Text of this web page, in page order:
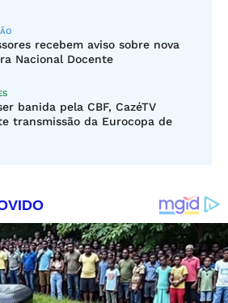
recebem aviso sobre nova
Nacional Docente
banida pela CBF, CazéTV
transmissão da Eurocopa de